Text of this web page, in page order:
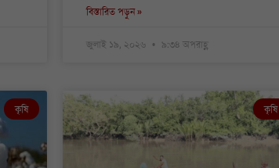
বিস্তারিত পড়ুন »
জুলাই ১৯, ২০২৬ ৯:৩৪ অপরাহ্ণ
কৃষি কৃষি